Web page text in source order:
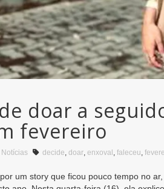
doar a
fevereiro
Notícias decide, doar, enxoval , faleceu,
um story que ficou pouco tempo no